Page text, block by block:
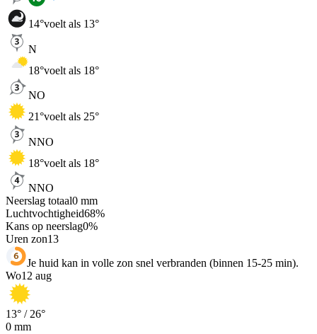
14°voelt als 13°
N
18°voelt als 18°
NO
21°voelt als 25°
NNO
18°voelt als 18°
NNO
Neerslag totaal0 mm
Luchtvochtigheid68%
Kans op neerslag0%
Uren zon13
Je huid kan in volle zon snel verbranden (binnen 15-25 min).
Wo12 aug
13° / 26°
0 mm